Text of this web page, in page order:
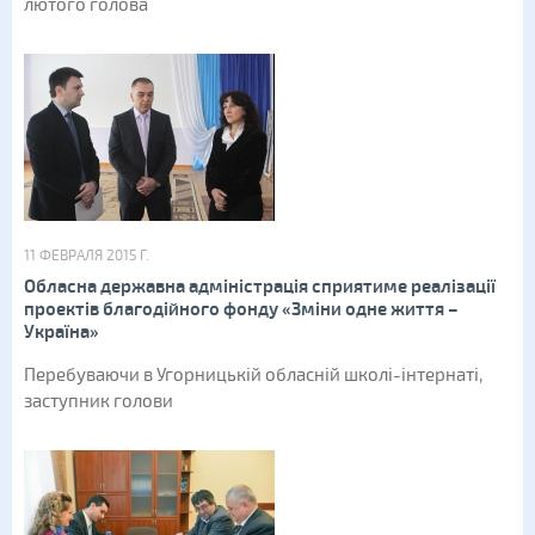
лютого голова
11 ФЕВРАЛЯ 2015 Г.
Обласна державна адміністрація сприятиме реалізації
проектів благодійного фонду «Зміни одне життя –
Україна»
Перебуваючи в Угорницькій обласній школі-інтернаті,
заступник голови